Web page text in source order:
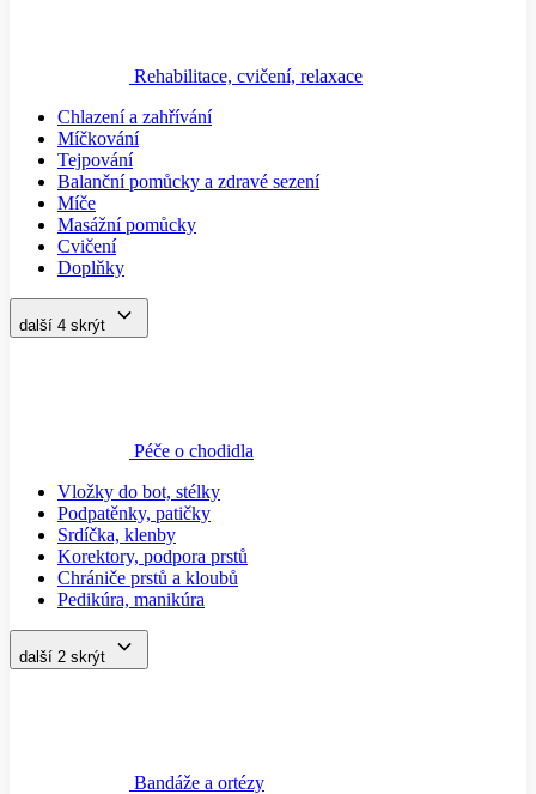
Rehabilitace, cvičení, relaxace
Chlazení a zahřívání
Míčkování
Tejpování
Balanční pomůcky a zdravé sezení
Míče
Masážní pomůcky
Cvičení
Doplňky
další 4 skrýt
Péče o chodidla
Vložky do bot, stélky
Podpatěnky, patičky
Srdíčka, klenby
Korektory, podpora prstů
Chrániče prstů a kloubů
Pedikúra, manikúra
další 2 skrýt
Bandáže a ortézy